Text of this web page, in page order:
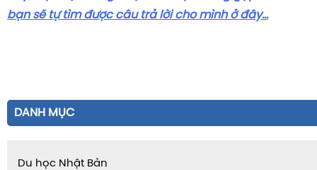
bạn sẽ tự tìm được câu trả lời cho mình ở đây...
DANH MỤC
Du học Nhật Bản